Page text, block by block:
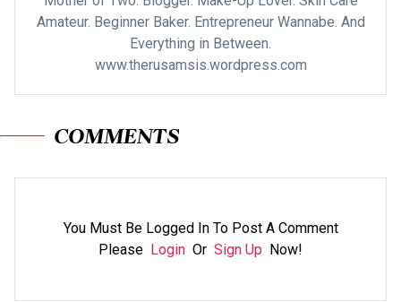
Amateur. Beginner Baker. Entrepreneur Wannabe. And
Everything in Between.
www.therusamsis.wordpress.com
COMMENTS
You Must Be Logged In To Post A Comment
Please Login Or Sign Up Now!